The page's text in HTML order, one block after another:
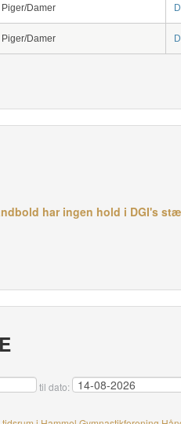
Piger/Damer
Piger/Damer
har ingen hold i DGI's
til dato: